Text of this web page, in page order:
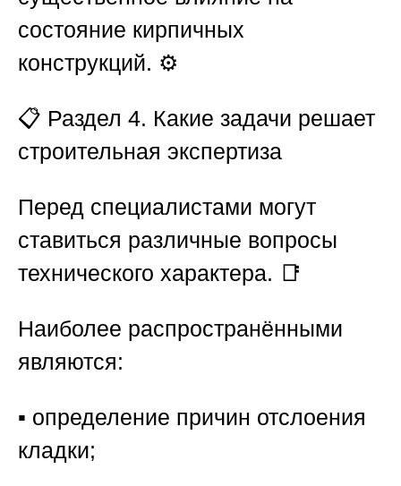
состояние кирпичных
конструкций. ⚙️
📋 Раздел 4. Какие задачи решает
строительная экспертиза
Перед специалистами могут
ставиться различные вопросы
технического характера. 📑
Наиболее распространёнными
являются:
▪️ определение причин отслоения
кладки;